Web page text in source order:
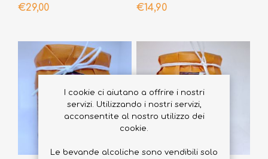
+ Le Creme
Peperoncino Piccante
sigillato con ceralacca
€29,00
500gr
€14,90
I cookie ci aiutano a offrire i nostri
servizi. Utilizzando i nostri servizi,
acconsentite al nostro utilizzo dei
cookie.
Le bevande alcoliche sono vendibili solo